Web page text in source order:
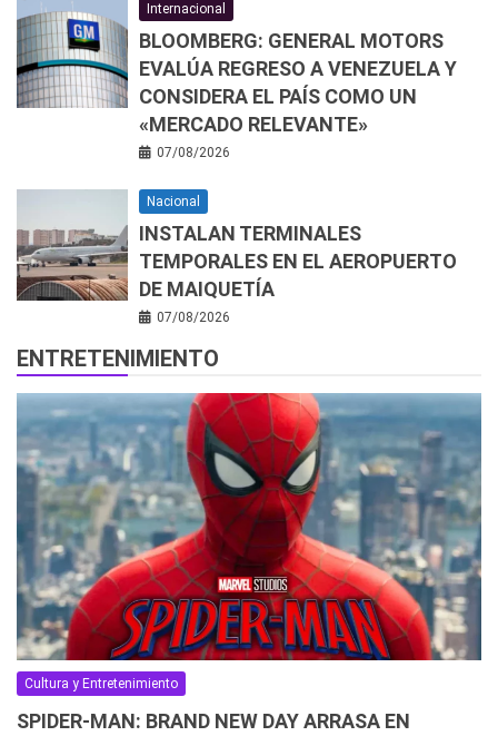
Internacional
BLOOMBERG: GENERAL MOTORS
EVALÚA REGRESO A VENEZUELA Y
CONSIDERA EL PAÍS COMO UN
«MERCADO RELEVANTE»
07/08/2026
Nacional
INSTALAN TERMINALES
TEMPORALES EN EL AEROPUERTO
DE MAIQUETÍA
07/08/2026
ENTRETENIMIENTO
Cultura y Entretenimiento
SPIDER-MAN: BRAND NEW DAY ARRASA EN